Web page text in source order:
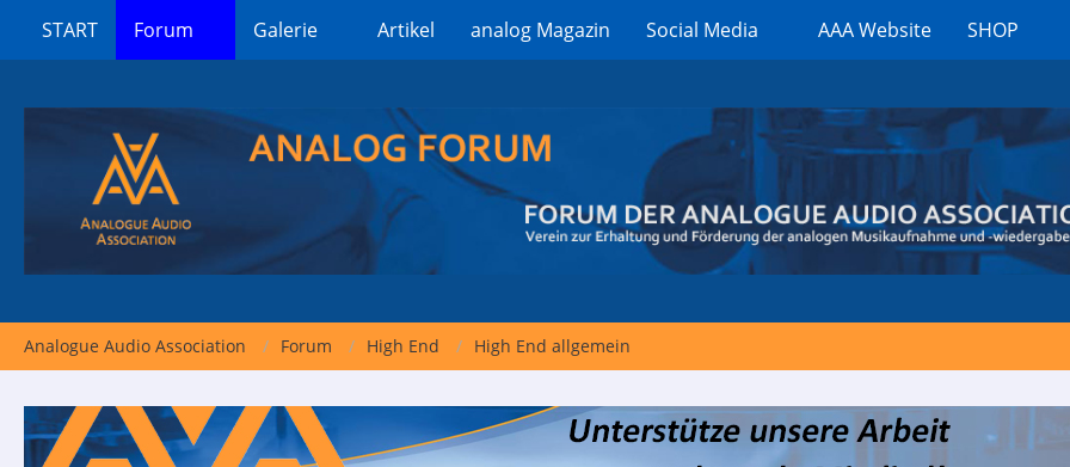
START Forum Galerie Artikel analog Magazin Social Media AAA Website SHOP
Analogue Audio Association Forum High End High End allgemein